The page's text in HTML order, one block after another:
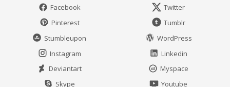
Facebook
Twitter
Pinterest
Tumblr
Stumbleupon
WordPress
Instagram
Linkedin
Deviantart
Myspace
Skype
Youtube